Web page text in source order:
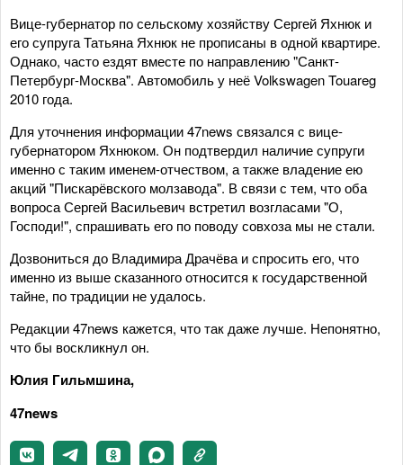
Вице-губернатор по сельскому хозяйству Сергей Яхнюк и
его супруга Татьяна Яхнюк не прописаны в одной квартире.
Однако, часто ездят вместе по направлению "Санкт-
Петербург-Москва". Автомобиль у неё Volkswagen Touareg
2010 года.
Для уточнения информации 47news связался с вице-
губернатором Яхнюком. Он подтвердил наличие супруги
именно с таким именем-отчеством, а также владение ею
акций "Пискарёвского молзавода". В связи с тем, что оба
вопроса Сергей Васильевич встретил возгласами "О,
Господи!", спрашивать его по поводу совхоза мы не стали.
Дозвониться до Владимира Драчёва и спросить его, что
именно из выше сказанного относится к государственной
тайне, по традиции не удалось.
Редакции 47news кажется, что так даже лучше. Непонятно,
что бы воскликнул он.
Юлия Гильмшина,
47news